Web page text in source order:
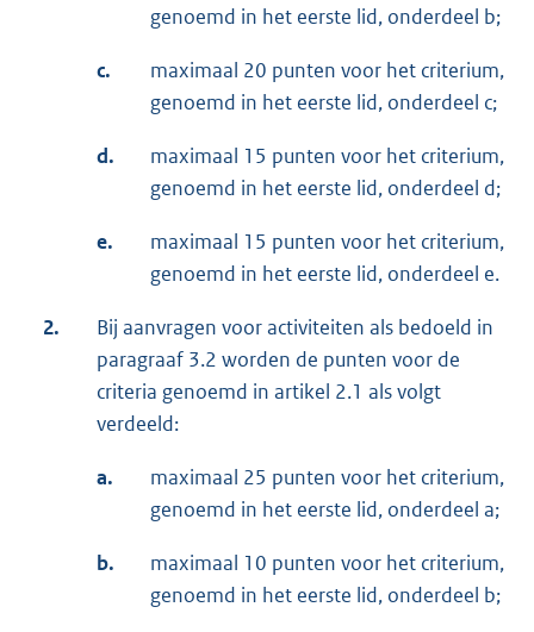
genoemd in het eerste lid, onderdeel b;
c.
maximaal 20 punten voor het criterium,
genoemd in het eerste lid, onderdeel c;
d.
maximaal 15 punten voor het criterium,
genoemd in het eerste lid, onderdeel d;
e.
maximaal 15 punten voor het criterium,
genoemd in het eerste lid, onderdeel e.
2.
Bij aanvragen voor activiteiten als bedoeld in
paragraaf 3.2 worden de punten voor de
criteria genoemd in artikel 2.1 als volgt
verdeeld:
a.
maximaal 25 punten voor het criterium,
genoemd in het eerste lid, onderdeel a;
b.
maximaal 10 punten voor het criterium,
genoemd in het eerste lid, onderdeel b;